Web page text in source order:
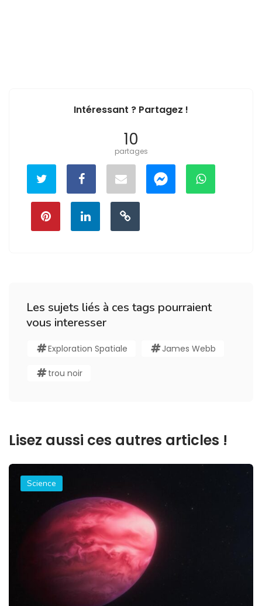
Intéressant ? Partagez !
10
partages
Les sujets liés à ces tags pourraient
vous interesser
Exploration Spatiale James Webb
trou noir
Lisez aussi ces autres articles !
Science